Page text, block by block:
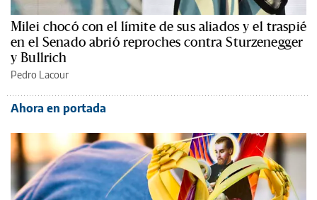
Milei chocó con el límite de sus aliados y el traspié
en el Senado abrió reproches contra Sturzenegger
y Bullrich
Pedro Lacour
Ahora en portada